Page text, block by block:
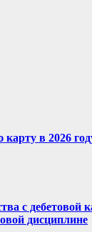
в 2026
с дебетовой
дисциплине